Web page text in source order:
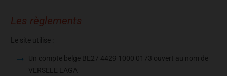
Les règlements
Le site utilise :
Un compte belge BE27 4429 1000 0173 ouvert au nom de
VERSELE LAGA